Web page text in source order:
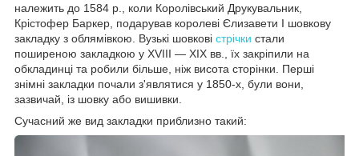
належить до 1584 р., коли Королівський Друкувальник,
Крістофер Баркер, подарував королеві Єлизавети I шовкову
закладку з облямівкою. Вузькі шовкові стрічки стали
поширеною закладкою у XVIII — XIX вв., їх закріпили на
обкладинці та робили більше, ніж висота сторінки. Перші
знімні закладки почали з'являтися у 1850-х, були вони,
зазвичай, із шовку або вишивки.
Сучасний же вид закладки приблизно такий: